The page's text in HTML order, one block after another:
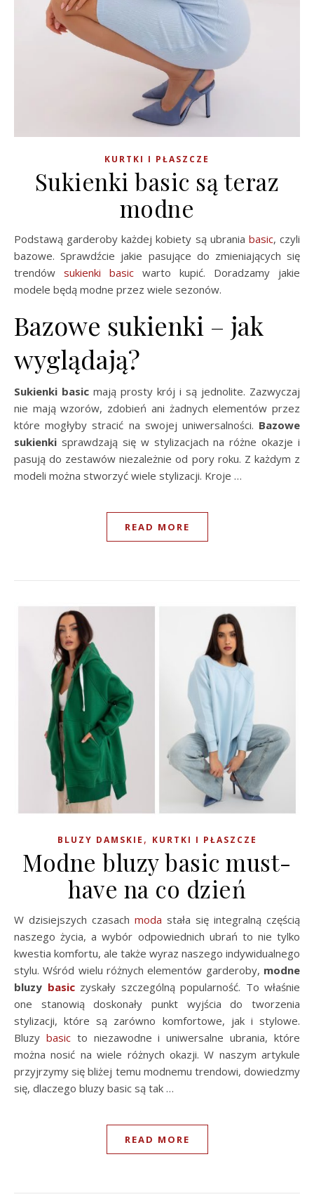
KURTKI I PŁASZCZE
Sukienki basic są teraz
modne
Podstawą garderoby każdej kobiety są ubrania basic, czyli
bazowe. Sprawdźcie jakie pasujące do zmieniających się
trendów sukienki basic warto kupić. Doradzamy jakie
modele będą modne przez wiele sezonów.
Bazowe sukienki – jak
wyglądają?
Sukienki basic mają prosty krój i są jednolite. Zazwyczaj
nie mają wzorów, zdobień ani żadnych elementów przez
które mogłyby stracić na swojej uniwersalności. Bazowe
sukienki sprawdzają się w stylizacjach na różne okazje i
pasują do zestawów niezależnie od pory roku. Z każdym z
modeli można stworzyć wiele stylizacji. Kroje …
READ MORE
BLUZY DAMSKIE , KURTKI I PŁASZCZE
Modne bluzy basic must-
have na co dzień
W dzisiejszych czasach moda stała się integralną częścią
naszego życia, a wybór odpowiednich ubrań to nie tylko
kwestia komfortu, ale także wyraz naszego indywidualnego
stylu. Wśród wielu różnych elementów garderoby, modne
bluzy basiczyskały szczególną popularność. To właśnie
one stanowią doskonały punkt wyjścia do tworzenia
stylizacji, które są zarówno komfortowe, jak i stylowe.
Bluzy basicto niezawodne i uniwersalne ubrania, które
można nosić na wiele różnych okazji. W naszym artykule
przyjrzymy się bliżej temu modnemu trendowi, dowiedzmy
się, dlaczego bluzy basic są tak …
READ MORE